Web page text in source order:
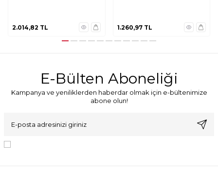
2.014,82 TL 1.260,97TL
E-Bülten Aboneliği
Kampanya ve yeniliklerden haberdar olmak için e-bültenimize
abone olun!